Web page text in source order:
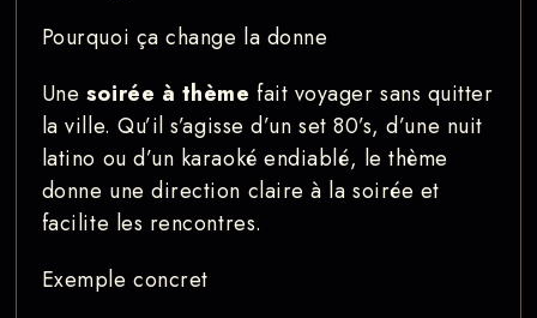
Pourquoi ça change la donne
Une soirée à thème fait voyager sans quitter
la ville. Qu’il s’agisse d’un set 80’s, d’une nuit
latino ou d’un karaoké endiablé, le thème
donne une direction claire à la soirée et
facilite les rencontres.
Exemple concret